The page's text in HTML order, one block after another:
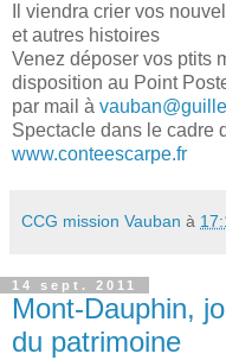
Il viendra crier vos
et autres histoires
Venez déposer vos ptits
disposition au Point
par mail à
Spectacle dans le cadre
www.conteescarpe.fr
CCG mission Vauban à
14 sept. 2011
Mont-Dauphin,
du patrimoine